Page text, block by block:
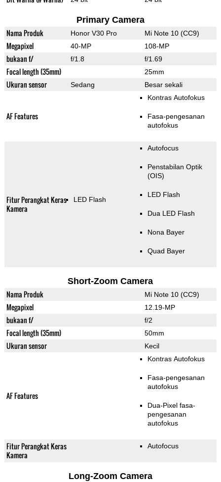
Primary Camera
Nama Produk Honor V30 Pro Mi Note 10 (CC9)
Megapixel 40-MP 108-MP
bukaan f/ f/1.8 f/1.69
Focal length (35mm) 25mm
Ukuran sensor Sedang Besar sekali
AF Features
Kontras Autofokus
Fasa-pengesanan
autofokus
Fitur Perangkat Keras
Kamera
LED Flash
Autofocus
Penstabilan Optik
(OIS)
LED Flash
Dua LED Flash
Nona Bayer
Quad Bayer
Short-Zoom Camera
Nama Produk Mi Note 10 (CC9)
Megapixel 12.19-MP
bukaan f/ f/2
Focal length (35mm) 50mm
Ukuran sensor Kecil
AF Features
Kontras Autofokus
Fasa-pengesanan
autofokus
Dua-Pixel fasa-
pengesanan
autofokus
Fitur Perangkat Keras
Kamera
Autofocus
Long-Zoom Camera